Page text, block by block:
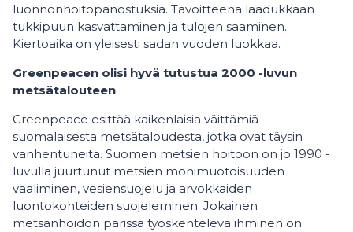
luonnonhoitopanostuksia. Tavoitteena laadukkaan
tukkipuun kasvattaminen ja tulojen saaminen.
Kiertoaika on yleisesti sadan vuoden luokkaa.
Greenpeacen olisi hyvä tutustua 2000 -luvun
metsätalouteen
Greenpeace esittää kaikenlaisia väittämiä
suomalaisesta metsätaloudesta, jotka ovat täysin
vanhentuneita. Suomen metsien hoitoon on jo 1990 -
luvulla juurtunut metsien monimuotoisuuden
vaaliminen, vesiensuojelu ja arvokkaiden
luontokohteiden suojeleminen. Jokainen
metsänhoidon parissa työskentelevä ihminen on